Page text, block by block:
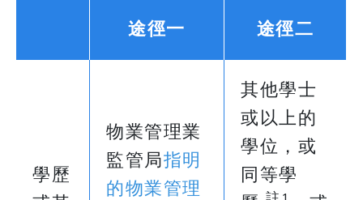
途徑一 途徑二
學歷
物業管理業
監管局指明
的物業管理
其他學士
或以上的
學位，或
同等學